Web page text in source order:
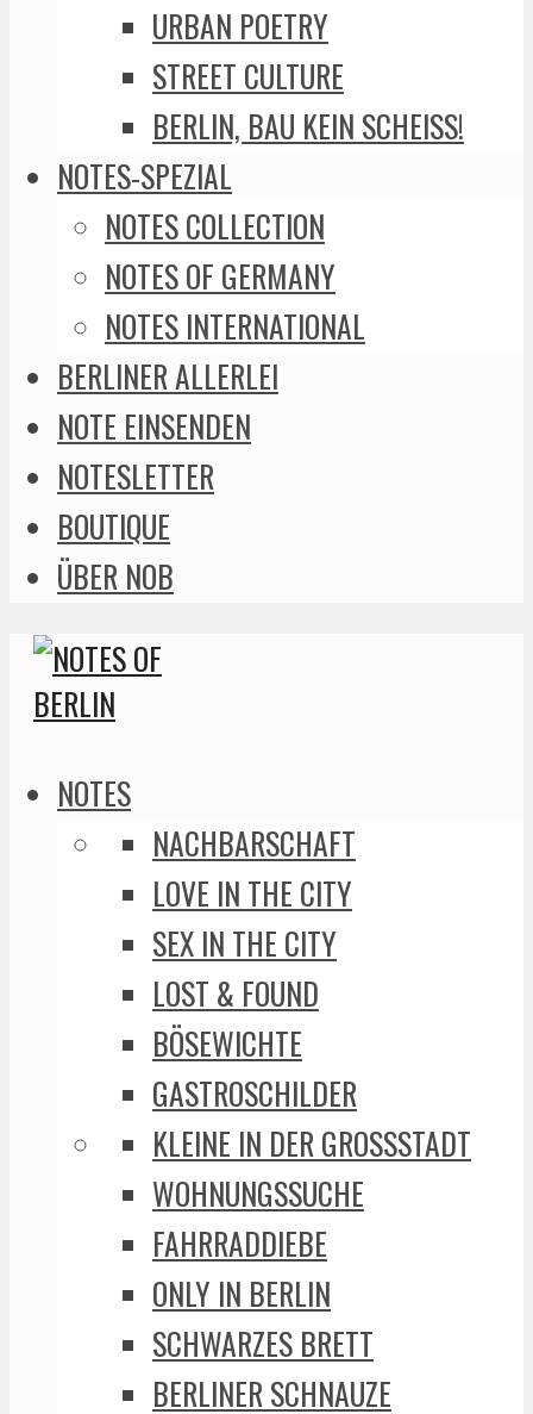
URBAN POETRY
STREET CULTURE
BERLIN, BAU KEIN SCHEISS!
NOTES-SPEZIAL
NOTES COLLECTION
NOTES OF GERMANY
NOTES INTERNATIONAL
BERLINER ALLERLEI
NOTE EINSENDEN
NOTESLETTER
BOUTIQUE
ÜBER NOB
NOTES
NACHBARSCHAFT
LOVE IN THE CITY
SEX IN THE CITY
LOST & FOUND
BÖSEWICHTE
GASTROSCHILDER
KLEINE IN DER GROSSSTADT
WOHNUNGSSUCHE
FAHRRADDIEBE
ONLY IN BERLIN
SCHWARZES BRETT
BERLINER SCHNAUZE